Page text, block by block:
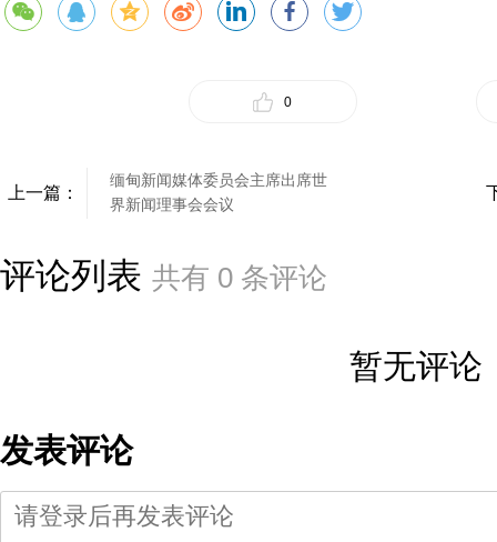
0
上一篇：
缅甸新闻媒体委员会主席出席世
界新闻理事会会议
评论列表 共有 0 条评论
暂无评论
发表评论